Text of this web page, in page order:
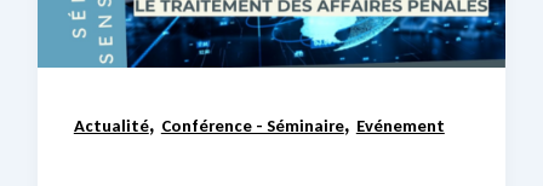
Actualité, Conférence - Séminaire, Evénement